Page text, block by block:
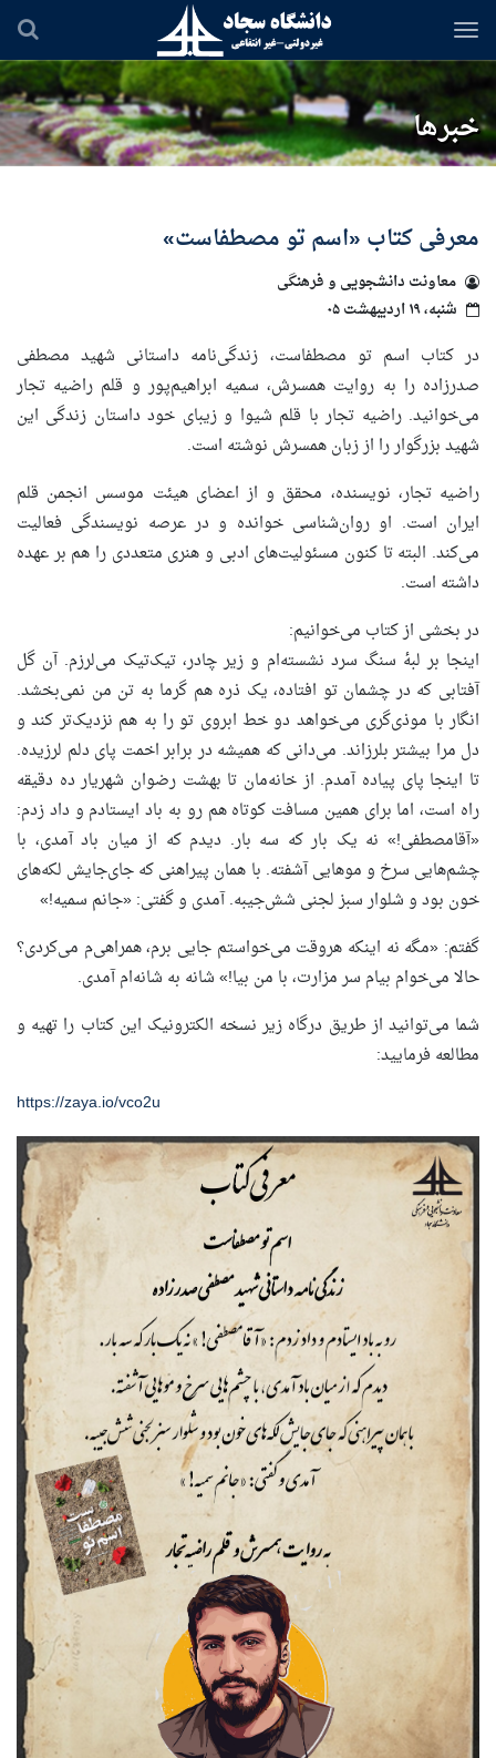
رفتن
محتوای
اصلی
خبرها
معرفی کتاب «اسم تو مصطفاست»
معاونت دانشجویی و فرهنگی
شنبه، ۱۹ اردیبهشت ۰۵
در کتاب اسم تو مصطفاست، زندگی‌نامه داستانی شهید مصطفی
صدرزاده را به روایت همسرش، سمیه ابراهیم‌پور و قلم راضیه تجار
می‌خوانید. راضیه تجار با قلم شیوا و زیبای خود داستان زندگی این
شهید بزرگوار را از زبان همسرش نوشته است.
راضیه تجار، نویسنده، محقق و از اعضای هیئت موسس انجمن قلم
ایران است. او روان‌شناسی خوانده و در عرصه نویسندگی فعالیت
می‌کند. البته تا کنون مسئولیت‌های ادبی و هنری متعددی را هم بر عهده
داشته است.
در بخشی از کتاب می‌خوانیم:
اینجا بر لبهٔ سنگ سرد نشسته‌ام و زیر چادر، تیک‌تیک می‌لرزم. آن گل
آفتابی که در چشمان تو افتاده، یک ذره هم گرما به تن من نمی‌بخشد.
انگار با موذی‌گری می‌خواهد دو خط ابروی تو را به هم نزدیک‌تر کند و
دل مرا بیشتر بلرزاند. می‌دانی که همیشه در برابر اخمت پای دلم لرزیده.
تا اینجا پای پیاده آمدم. از خانه‌مان تا بهشت رضوان شهریار ده دقیقه
راه است، اما برای همین مسافت کوتاه هم رو به باد ایستادم و داد زدم:
«آقامصطفی!» نه یک بار که سه بار. دیدم که از میان باد آمدی، با
چشم‌هایی سرخ و موهایی آشفته. با همان پیراهنی که جای‌جایش لکه‌های
خون بود و شلوار سبز لجنی شش‌جیبه. آمدی و گفتی: «جانم سمیه!»
گفتم: «مگه نه اینکه هروقت می‌خواستم جایی برم، همراهی‌م می‌کردی؟
حالا می‌خوام بیام سر مزارت، با من بیا!» شانه به شانه‌ام آمدی.
شما می‌توانید از طریق درگاه زیر نسخه الکترونیک این کتاب را تهیه و
مطالعه فرمایید:
https://zaya.io/vco2u